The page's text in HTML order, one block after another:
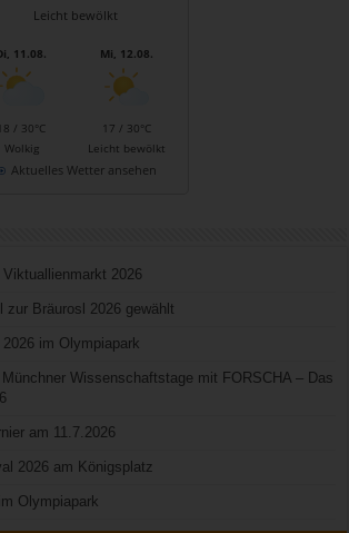
Leicht bewölkt
11.08.
/ 30°C
Wolkig
Mi, 12.08.
17 / 30°C
Leicht bewölkt
Aktuelles Wetter ansehen
2026
zur Bräurosl 2026 gewählt
im Olympiapark
Wissenschaftstage mit FORSCHA – Das
am 11.7.2026
2026 am Königsplatz
Olympiapark